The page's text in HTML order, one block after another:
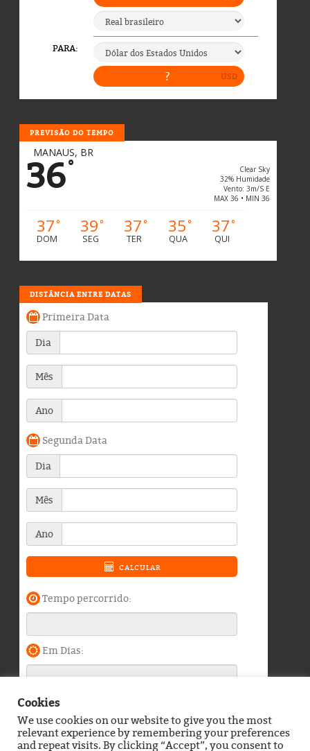
PREVISÃO DO TEMPO
MANAUS, BR
36°
Clear Sky
32% Humidade
Vento: 3m/s E
MAX 36 • MIN 36
37°
DOM
39°
SEG
37°
TER
35°
QUA
37°
QUI
DISTÂNCIA ENTRE DATAS
Blog do Durango Duarte © 2026. Todos os direitos
reservados.
Cookies
We use cookies on our website to give you the most
relevant experience by remembering your preferences
and repeat visits. By clicking “Accept”, you consent to